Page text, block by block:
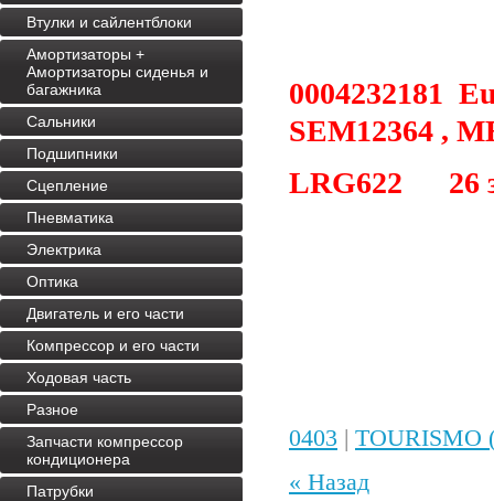
0004232181
SEM12364 ,
LRG622 26
0403 | TOURISMO
« Назад
Втулки и сайлентблоки
Амортизаторы +
Амортизаторы сиденья и
багажника
Cальники
Подшипники
Сцепление
Пневматика
Электрика
Оптика
Двигатель и его части
Компрессор и его части
Ходовая часть
Разное
Запчасти компрессор
кондиционера
Патрубки